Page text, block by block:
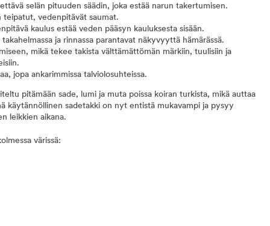
selän pituuden säädin, joka estää narun takertumisen.
teipatut, vedenpitävät saumat.
kaulus estää veden pääsyn kauluksesta sisään.
ja rinnassa parantavat näkyvyyttä hämärässä.
mikä tekee takista välttämättömän märkiin, tuulisiin ja
jopa ankarimmissa talviolosuhteissa.
pitämään sade, lumi ja muta poissa koiran turkista, mikä auttaa
käytännöllinen sadetakki on nyt entistä mukavampi ja pysyy
leikkien aikana.
värissä: